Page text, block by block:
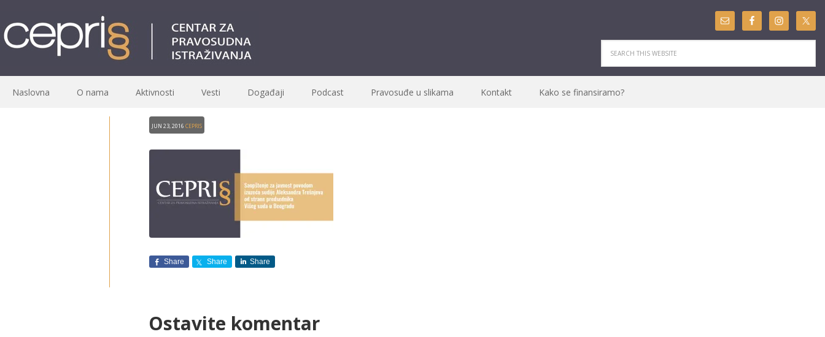
Naslovna O nama Aktivnosti Vesti Događaji Podcast Pravosuđe u slikama Kontakt Kako se finansiramo?
Jun 23, 2016CEPRIS
Share Share Share
Ostavite komentar